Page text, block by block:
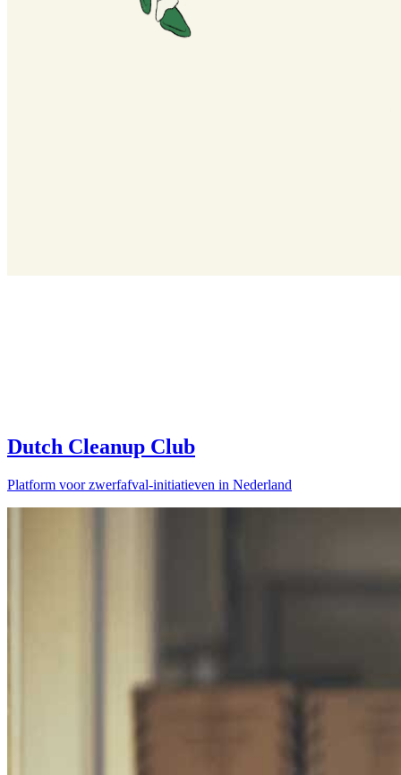
Dutch Cleanup Club
Platform voor zwerfafval-initiatieven in Nederland